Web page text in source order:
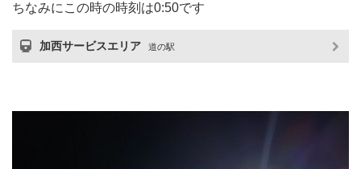
ちなみにこの時の時刻は0:50です
加西サービスエリア 道の駅